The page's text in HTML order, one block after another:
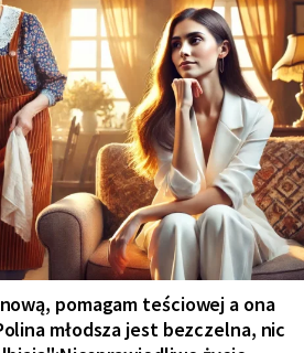
pomagam teściowej a ona
młodsza jest bezczelna, nic